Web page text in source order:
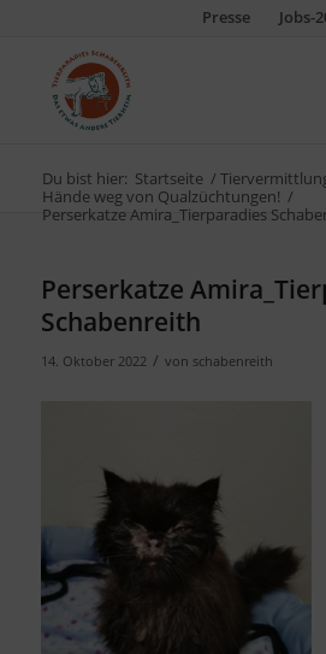
Presse Jobs-
Du bist hier: Startseite /
Hände weg von Qualzüchtungen! /
Perserkatze Amira_Tierparadies
Perserkatze
Schabenreith
14. Oktober 2022 / von schabenreith